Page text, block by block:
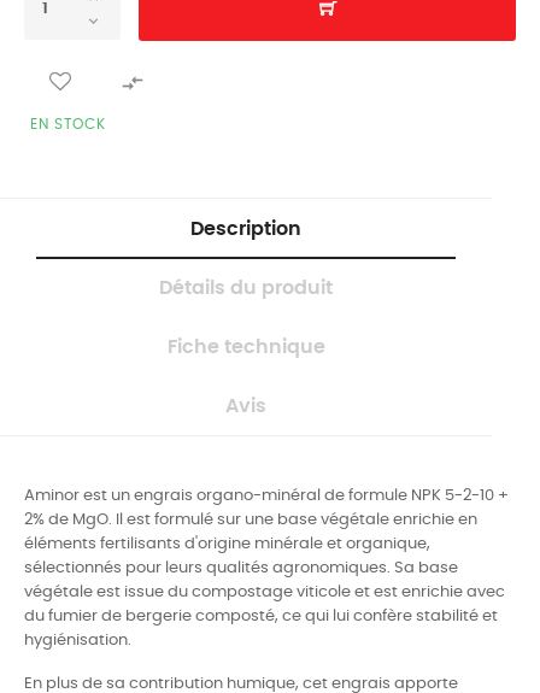

EN STOCK
Description
Détails du produit
Fiche technique
Avis
Aminor est un engrais organo-minéral de formule NPK 5-2-10 +
2% de MgO. Il est formulé sur une base végétale enrichie en
éléments fertilisants d'origine minérale et organique,
sélectionnés pour leurs qualités agronomiques. Sa base
végétale est issue du compostage viticole et est enrichie avec
du fumier de bergerie composté, ce qui lui confère stabilité et
hygiénisation.
En plus de sa contribution humique, cet engrais apporte